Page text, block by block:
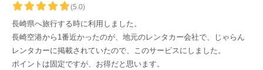
(5.0)
長崎県へ旅行する時に利用しました。
長崎空港から1番近かったのが、地元のレンタカー会社で、じゃらん
レンタカーに掲載されていたので、このサービスにしました。
ポイントは固定ですが、お得だと思います。